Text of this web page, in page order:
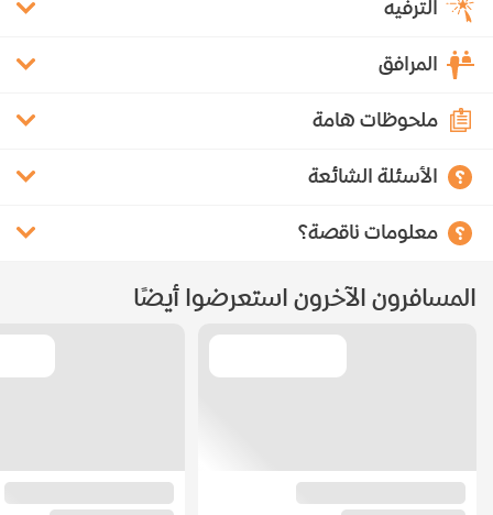
الترفيه
المرافق
ملحوظات هامة
الأسئلة الشائعة
معلومات ناقصة؟
المسافرون الآخرون استعرضوا أيضًا